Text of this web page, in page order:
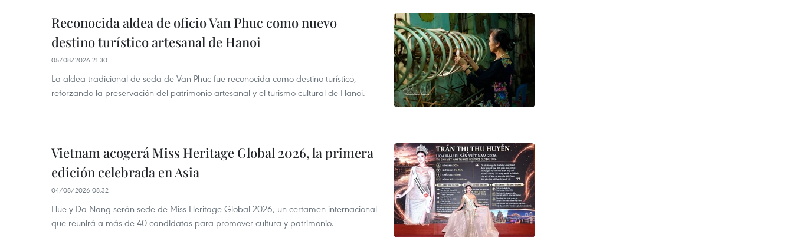
Reconocida aldea de oficio Van Phuc como nuevo
destino turístico artesanal de Hanoi
05/08/2026 21:30
La aldea tradicional de seda de Van Phuc fue reconocida como destino turístico,
reforzando la preservación del patrimonio artesanal y el turismo cultural de Hanoi.
Vietnam acogerá Miss Heritage Global 2026, la primera
edición celebrada en Asia
04/08/2026 08:32
Hue y Da Nang serán sede de Miss Heritage Global 2026, un certamen internacional
que reunirá a más de 40 candidatas para promover cultura y patrimonio.